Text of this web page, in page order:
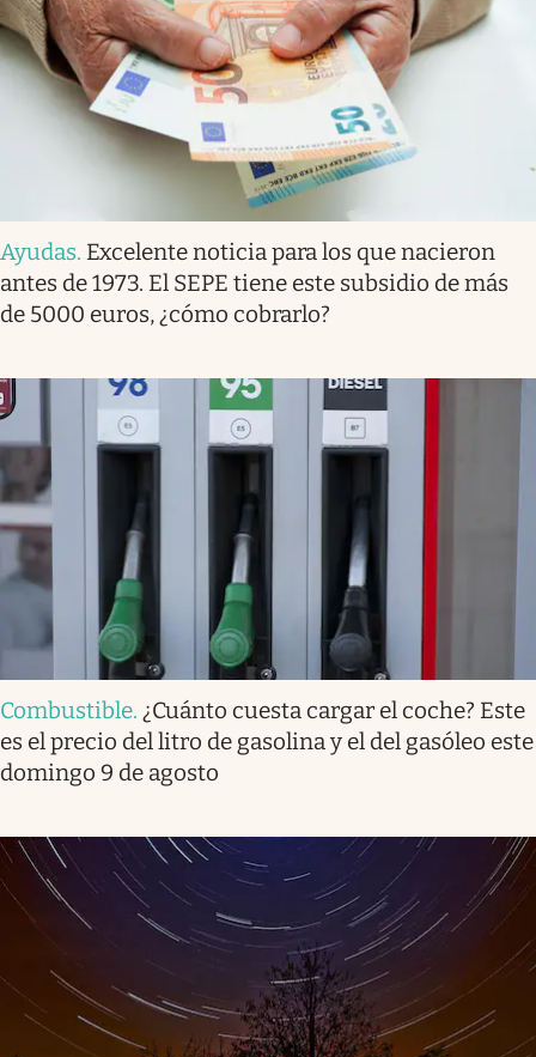
Ayudas. Excelente noticia para los que nacieron
antes de 1973. El SEPE tiene este subsidio de más
de 5000 euros, ¿cómo cobrarlo?
Combustible. ¿Cuánto cuesta cargar el coche? Este
es el precio del litro de gasolina y el del gasóleo este
domingo 9 de agosto